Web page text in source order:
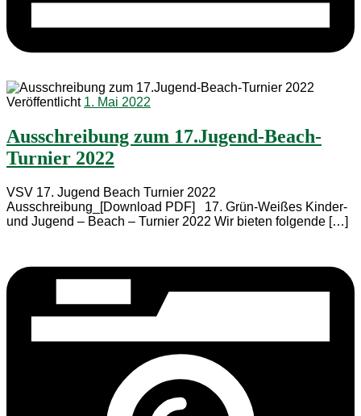
Veröffentlicht 1. Mai 2022
Ausschreibung zum 17.Jugend-Beach-
Turnier 2022
VSV 17. Jugend Beach Turnier 2022
Ausschreibung_[Download PDF] 17. Grün-Weißes Kinder-
und Jugend – Beach – Turnier 2022 Wir bieten folgende […]